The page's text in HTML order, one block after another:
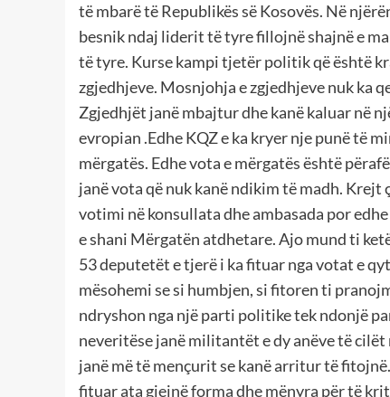
të mbarë të Republikës së Kosovës. Në
besnik ndaj liderit të tyre fillojnë shajnë e
të tyre. Kurse kampi tjetër politik që është
zgjedhjeve. Mosnjohja e zgjedhjeve nuk ka
Zgjedhjët janë mbajtur dhe kanë kaluar në
evropian .Edhe KQZ e ka kryer nje punë të
mërgatës. Edhe vota e mërgatës është
janë vota që nuk kanë ndikim të madh.
votimi në konsullata dhe ambasada por
e shani Mërgatën atdhetare. Ajo mund ti
53 deputetët e tjerë i ka fituar nga votat e
mësohemi se si humbjen, si fitoren ti
ndryshon nga një parti politike tek ndonjë
neveritëse janë militantët e dy anëve të
janë më të mençurit se kanë arritur të
fituar ata gjejnë forma dhe mënyra për të